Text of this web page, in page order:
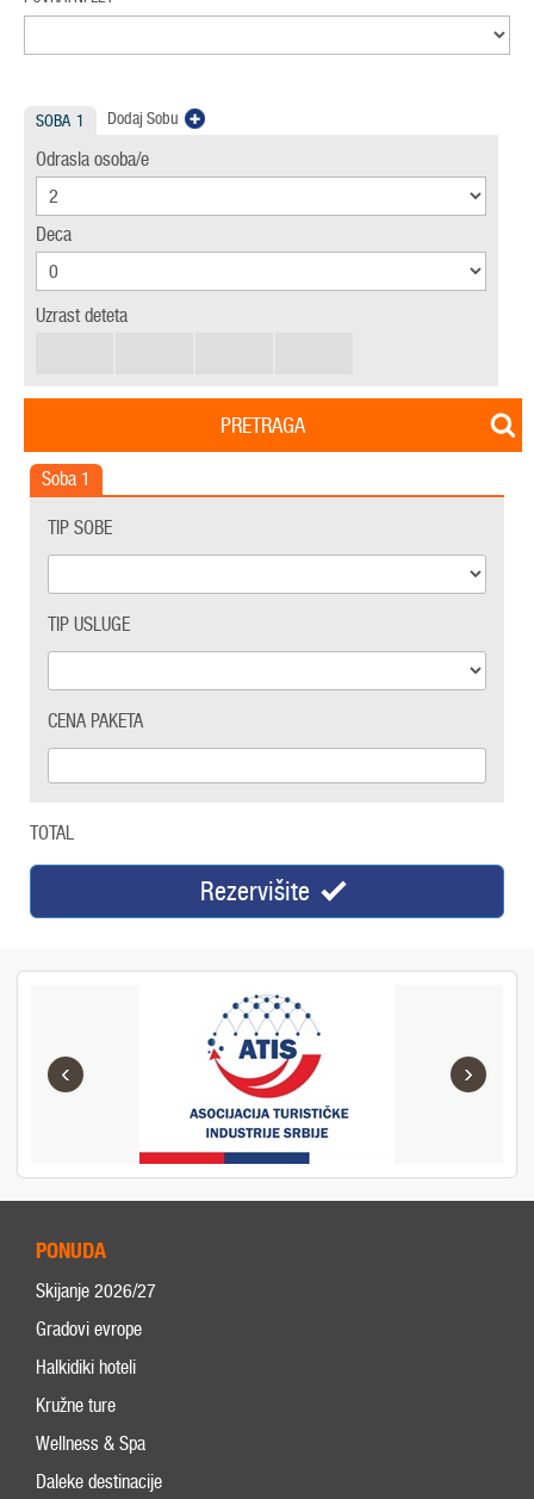
SOBA 1 Dodaj Sobu
Odrasla osoba/e
Deca
Uzrast deteta
PRETRAGA
Soba 1
TIP SOBE
TIP USLUGE
CENA PAKETA
TOTAL
Rezervišite
‹ ›
PONUDA
Skijanje 2026/27
Gradovi evrope
Halkidiki hoteli
Kružne ture
Wellness & Spa
Daleke destinacije